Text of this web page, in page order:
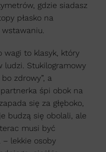
gdzie siadasz
płasko na
wstawaniu.
wagi to klasyk, który
ludzi. Stukilogramowy
zdrowy”, a
śpi obok na
się za głęboko,
budzą się obolali, ale
musi być
– lekkie osoby